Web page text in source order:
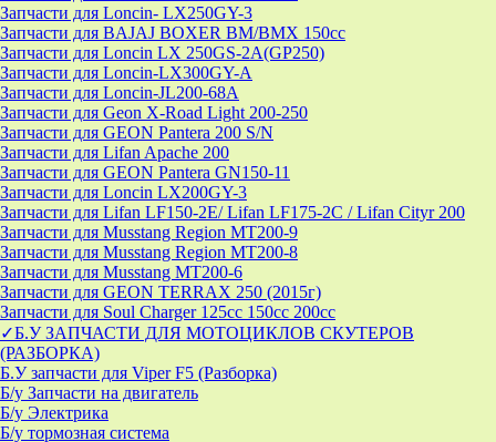
Запчасти для Loncin- LX250GY-3
Запчасти для BAJAJ BOXER BM/ВМX 150cc
Запчасти для Loncin LX 250GS-2A(GP250)
Запчасти для Loncin-LX300GY-A
Запчасти для Loncin-JL200-68A
Запчасти для Geon X-Road Light 200-250
Запчасти для GEON Pantera 200 S/N
Запчасти для Lifan Apache 200
Запчасти для GEON Pantera GN150-11
Запчасти для Loncin LX200GY-3
Запчасти для Lifan LF150-2E/ Lifan LF175-2C / Lifan Cityr 200
Запчасти для Musstang Region MT200-9
Запчасти для Musstang Region MT200-8
Запчасти для Musstang MT200-6
Запчасти для GEON TERRAX 250 (2015г)
Запчасти для Soul Charger 125сс 150cc 200сс
✓Б.У ЗАПЧАСТИ ДЛЯ МОТОЦИКЛОВ СКУТЕРОВ
(РАЗБОРКА)
Б.У запчасти для Viper F5 (Разборка)
Б/у Запчасти на двигатель
Б/у Электрика
Б/у тормозная система